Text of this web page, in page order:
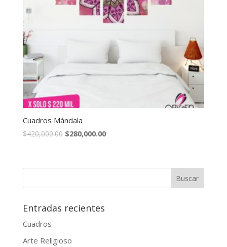
Cuadros Mándala
$420,000.00 $280,000.00
Entradas recientes
Cuadros
Arte Religioso